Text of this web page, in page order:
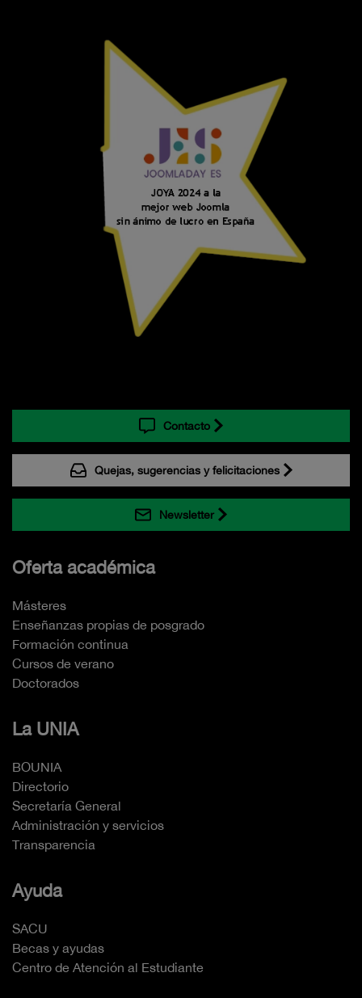
Contacto
Quejas, sugerencias y felicitaciones
Newsletter
Oferta académica
Másteres
Enseñanzas propias de posgrado
Formación continua
Cursos de verano
Doctorados
La UNIA
BOUNIA
Directorio
Secretaría General
Administración y servicios
Transparencia
Ayuda
SACU
Becas y ayudas
Centro de Atención al Estudiante